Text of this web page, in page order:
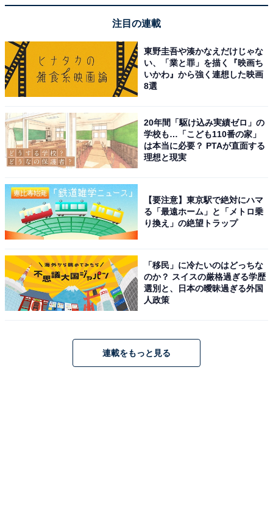
注目の連載
東野圭吾や湊かなえだけじゃな
い、「業と罪」を描く『映画ち
いかわ』から強く連想した映画
8選
20年間「駆け込み実績ゼロ」の
学校も…「こども110番の家」
は本当に必要？ PTAが直面する
理想と現実
【要注意】東京駅で絶対にハマ
る「最遠ホーム」と「メトロ乗
り換え」の絶望トラップ
「移民」に冷たいのはどっちな
のか？ スイスの厳格過ぎる学歴
選別と、日本の曖昧過ぎる外国
人政策
連載をもっと見る